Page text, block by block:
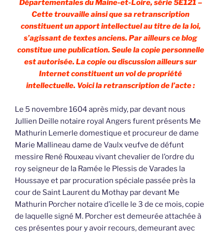
Départementales du Maine-et-Loire, série 5E121 –
Cette trouvaille ainsi que sa retranscription
constituent un apport intellectuel au titre de la loi,
s’agissant de textes anciens. Par ailleurs ce blog
constitue une publication. Seule la copie personnelle
est autorisée. La copie ou discussion ailleurs sur
Internet constituent un vol de propriété
intellectuelle. Voici la retranscription de l’acte :
Le 5 novembre 1604 après midy, par devant nous
Jullien Deille notaire royal Angers furent présents Me
Mathurin Lemerle domestique et procureur de dame
Marie Mallineau dame de Vaulx veufve de défunt
messire René Rouxeau vivant chevalier de l’ordre du
roy seigneur de la Ramée le Plessis de Varades la
Houssaye et par procuration spéciale passée près la
cour de Saint Laurent du Mothay par devant Me
Mathurin Porcher notaire d’icelle le 3 de ce mois, copie
de laquelle signé M. Porcher est demeurée attachée à
ces présentes pour y avoir recours, demeurant avec